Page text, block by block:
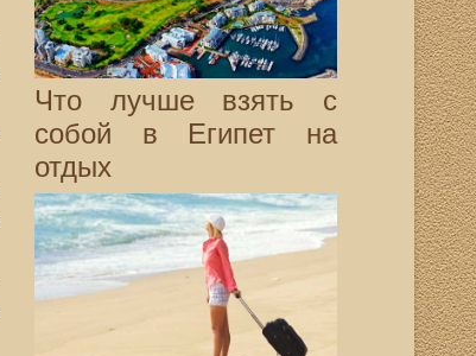
Что лучше взять с
собой в Египет на
отдых